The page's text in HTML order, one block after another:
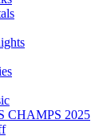
CHAMPS 2025